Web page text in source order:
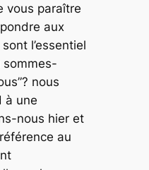
vous paraître
aux
l’essentiel
sommes-
nous
à une
nous hier et
au